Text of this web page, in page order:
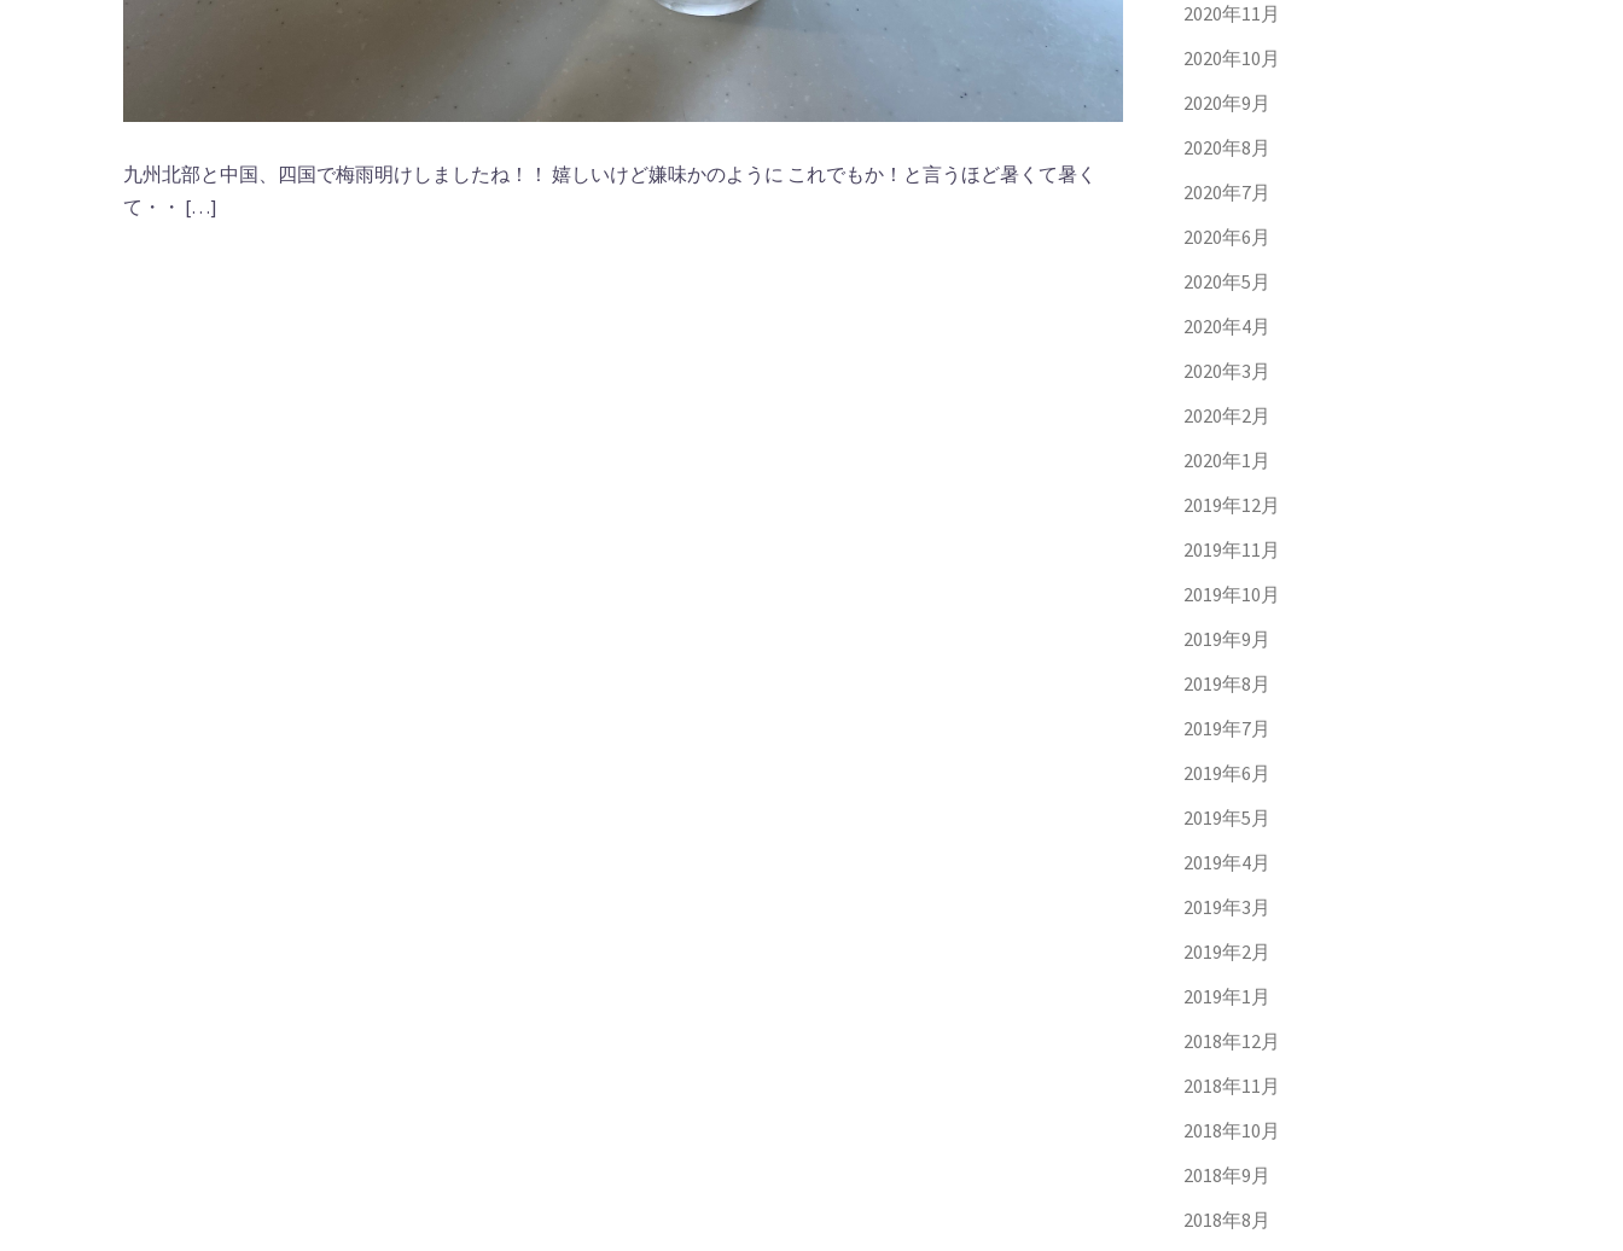
九州北部と中国、四国で梅雨明けしましたね！！ 嬉しいけど嫌味かのように これでもか！と言うほど暑くて暑く
て・・ […]
2020年11月
2020年10月
2020年9月
2020年8月
2020年7月
2020年6月
2020年5月
2020年4月
2020年3月
2020年2月
2020年1月
2019年12月
2019年11月
2019年10月
2019年9月
2019年8月
2019年7月
2019年6月
2019年5月
2019年4月
2019年3月
2019年2月
2019年1月
2018年12月
2018年11月
2018年10月
2018年9月
2018年8月